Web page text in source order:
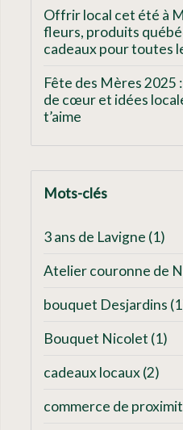
Offrir local cet été à
fleurs, produits
cadeaux pour toutes
Fête des Mères 2025
de cœur et idées
t’aime
Mots-clés
3 ans de Lavigne (1)
Atelier couronne de
bouquet Desjardins
Bouquet Nicolet (1)
cadeaux locaux(2)
commerce de